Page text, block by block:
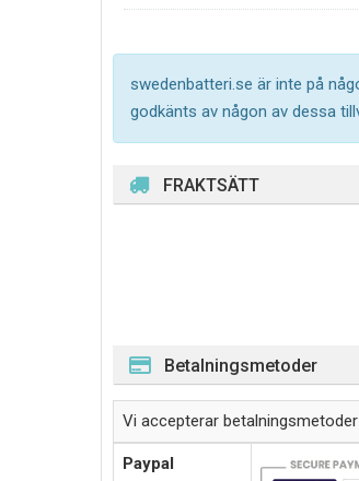
swedenbatteri.se är inte på
godkänts av någon av dessa
FRAKTSÄTT
Betalningsmetoder
Vi accepterar betalningsmetoder
Paypal